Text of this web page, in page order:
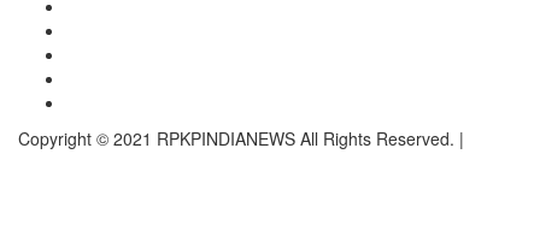
Copyright © 2021 RPKPINDIANEWS All Rights Reserved. |